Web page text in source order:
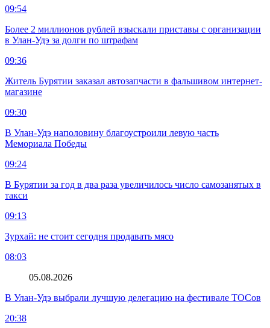
09:54
Более 2 миллионов рублей взыскали приставы с организации
в Улан-Удэ за долги по штрафам
09:36
Житель Бурятии заказал автозапчасти в фальшивом интернет-
магазине
09:30
В Улан-Удэ наполовину благоустроили левую часть
Мемориала Победы
09:24
В Бурятии за год в два раза увеличилось число самозанятых в
такси
09:13
Зурхай: не стоит сегодня продавать мясо
08:03
05.08.2026
В Улан-Удэ выбрали лучшую делегацию на фестивале ТОСов
20:38